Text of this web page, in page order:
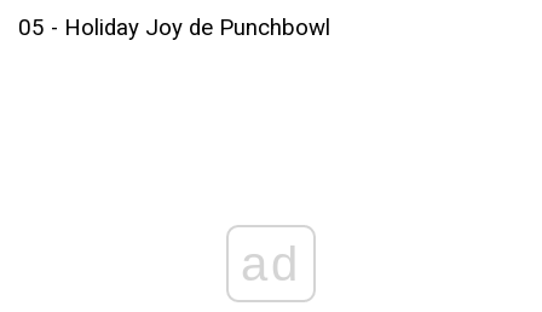
05 - Holiday Joy de Punchbowl
ad